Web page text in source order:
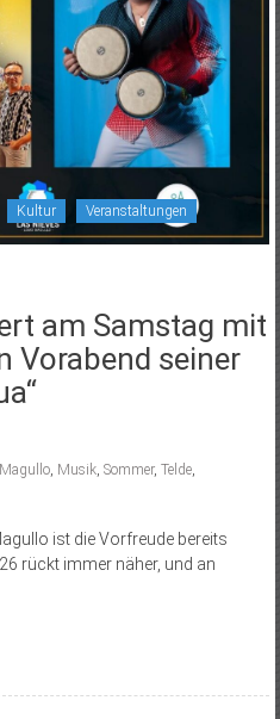
Kultur Veranstaltungen
am Samstag mit
Vorabend seiner
, Musik, Sommer, Telde,
ist die Vorfreude bereits
rückt immer näher, und an